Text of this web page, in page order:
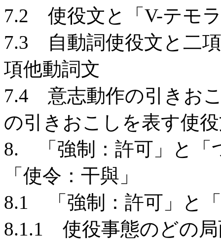
7.2 使役文と「V-テモ
7.3 自動詞使役文と二
項他動詞文
7.4 意志動作の引きお
の引きおこしを表す使
8. 「強制：許可」と「
「使令：干與」
8.1 「強制：許可」と
8.1.1 使役事態のどの